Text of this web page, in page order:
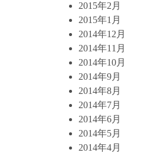
2015年2月
2015年1月
2014年12月
2014年11月
2014年10月
2014年9月
2014年8月
2014年7月
2014年6月
2014年5月
2014年4月